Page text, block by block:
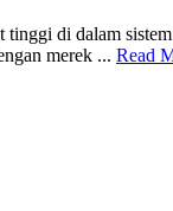
di dalam
merek ... Read